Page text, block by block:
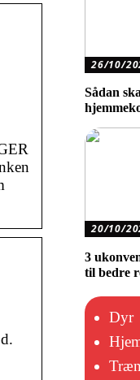
26/10/
Sådan
20/10/
3
til bedre
Dyr